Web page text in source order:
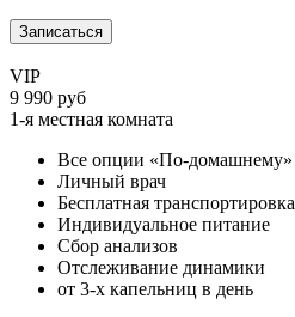
Записаться
VIP
9 990 руб
1-я местная комната
Все опции «По-домашнему»
Личный врач
Бесплатная транспортировка
Индивидуальное питание
Сбор анализов
Отслеживание динамики
от 3-х капельниц в день